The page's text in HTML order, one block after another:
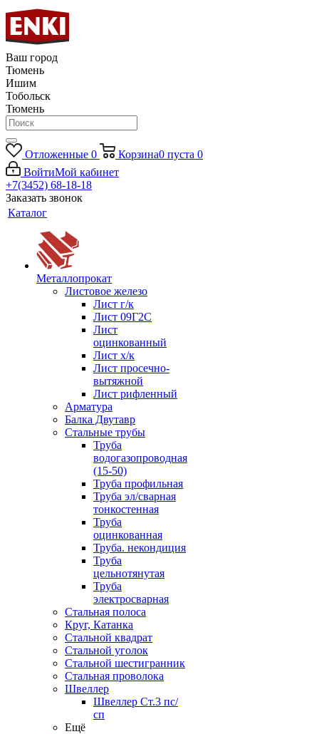
Ваш город
Тюмень
Ишим
Тобольск
Тюмень
Отложенные 0 Корзина0 пуста 0
ВойтиМой кабинет
+7(3452) 68-18-18
Заказать звонок
Каталог
Металлопрокат
Листовое железо
Лист г/к
Лист 09Г2С
Лист
оцинкованный
Лист х/к
Лист просечно-
вытяжной
Лист рифленный
Арматура
Балка Двутавр
Стальные трубы
Труба
водогазопроводная
(15-50)
Труба профильная
Труба эл/сварная
тонкостенная
Труба
оцинкованная
Труба. некондиция
Труба
цельнотянутая
Труба
электросварная
Стальная полоса
Круг, Катанка
Стальной квадрат
Стальной уголок
Стальной шестигранник
Стальная проволока
Швеллер
Швеллер Ст.3 пс/
сп
Ещё